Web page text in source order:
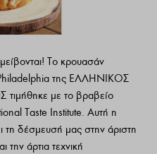
Το κρουασάν
της ΕΛΛΗΝΙΚΟΣ
με το βραβείο
Taste Institute. Αυτή η
τη δέσμευσή μας στην άριστη
την άρτια τεχνική